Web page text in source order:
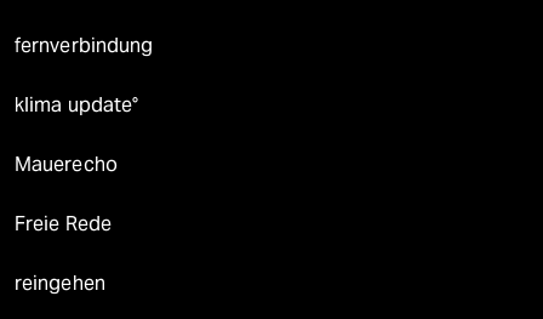
fernverbindung
klima update°
Mauerecho
Freie Rede
reingehen